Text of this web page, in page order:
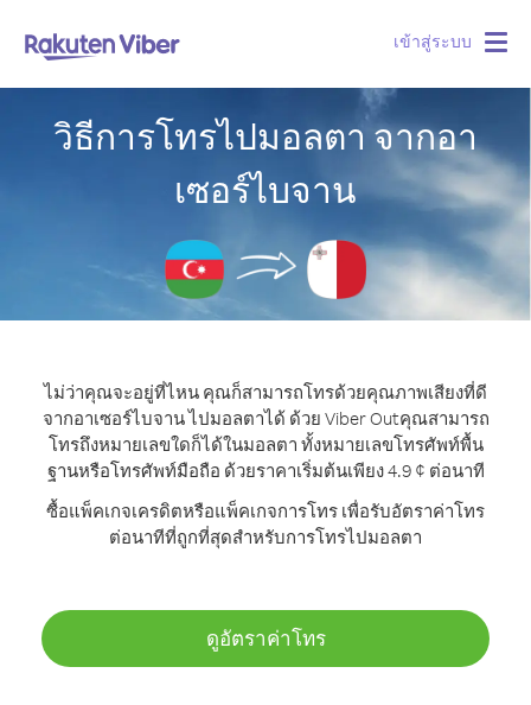
เข้าสู่ระบบ
วิธีการโทรไปมอลตา จากอา
เซอร์ไบจาน
ไม่ว่าคุณจะอยู่ที่ไหน คุณก็สามารถโทรด้วยคุณภาพเสียงที่ดี
จากอาเซอร์ไบจาน ไปมอลตาได้ ด้วย Viber Outคุณสามารถ
โทรถึงหมายเลขใดก็ได้ในมอลตา ทั้งหมายเลขโทรศัพท์พื้น
ฐานหรือโทรศัพท์มือถือ ด้วยราคาเริ่มต้นเพียง 4.9 ¢ ต่อนาที
ซื้อแพ็คเกจเครดิตหรือแพ็คเกจการโทร เพื่อรับอัตราค่าโทร
ต่อนาทีที่ถูกที่สุดสำหรับการโทรไปมอลตา
ดูอัตราค่าโทร